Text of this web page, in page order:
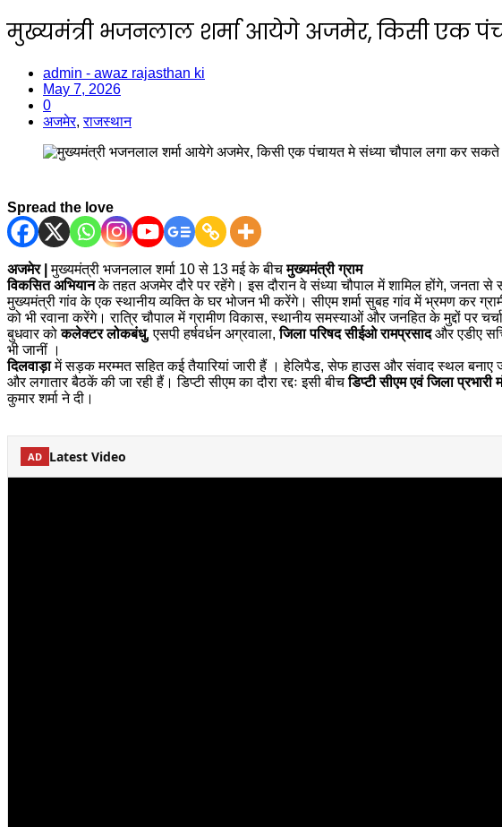
मुख्यमंत्री भजनलाल शर्मा आयेगे अजमेर, किसी एक
admin - awaz rajasthan ki
May 7, 2026
0
अजमेर,राजस्थान
Spread the love
अजमेर | मुख्यमंत्री भजनलाल शर्मा 10 से 13 मई के बीचमुख्यमंत्री ग्राम
विकसित अभियानके तहत अजमेर दौरे पर रहेंगे। इस दौरान वे संध्या चौपाल में शामिल होंगे, जनता से
मुख्यमंत्री गांव के एक स्थानीय व्यक्ति के घर भोजन भी करेंगे। सीएम शर्मा सुबह गांव में भ्रमण कर
को भी रवाना करेंगे। रात्रि चौपाल में ग्रामीण विकास, स्थानीय समस्याओं और जनहित के मुद्दों पर
बुधवार कोकलेक्टर लोकबंधु, एसपी हर्षवर्धन अग्रवाला,जिला परिषद सीईओ रामप्रसादऔर एडीए
भी जानीं ।
दिलवाड़ामें सड़क मरम्मत सहित कई तैयारियां जारी हैं । हेलिपैड, सेफ हाउस और संवाद स्थल बनाए जा
और लगातार बैठकें की जा रही हैं। डिप्टी सीएम का दौरा रद्दः इसी बीचडिप्टी सीएम एवं जिला प्रभारी
कुमार शर्मा ने दी।
AD Latest Video